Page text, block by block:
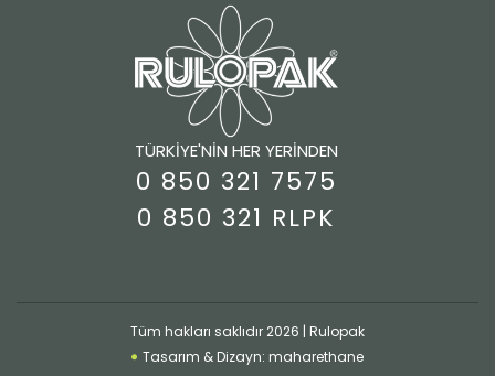
TÜRKİYE'NİN HER YERİNDEN
0 850 321 7575
0 850 321 RLPK
Tüm hakları saklıdır 2026 | Rulopak
Tasarım & Dizayn: maharethane